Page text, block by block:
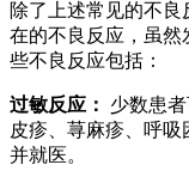
除了上述常见的不
在的不良反应，虽然
些不良反应包括：
过敏反应：
少数患
皮疹、荨麻疹、呼
并就医。